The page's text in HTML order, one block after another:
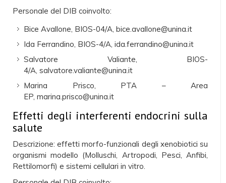
Personale del DIB coinvolto:
Bice Avallone, BIOS-04/A, bice.avallone@unina.it
Ida Ferrandino, BIOS-4/A, ida.ferrandino@unina.it
Salvatore Valiante, BIOS-
4/A, salvatore.valiante@unina.it
Marina Prisco, PTA – Area
EP, marina.prisco@unina.it
Effetti degli interferenti endocrini sulla
salute
Descrizione: effetti morfo-funzionali degli xenobiotici su
organismi modello (Molluschi, Artropodi, Pesci, Anfibi,
Rettilomorfi) e sistemi cellulari in vitro.